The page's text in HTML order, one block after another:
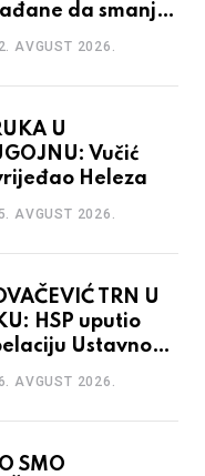
da smanje
struje
2. AVGUST 2026.
U
Vučić
Heleza
5. AVGUST 2026.
TRN U
HSP uputio
Ustavnom
BiH
AVGUST 2026.
SMO